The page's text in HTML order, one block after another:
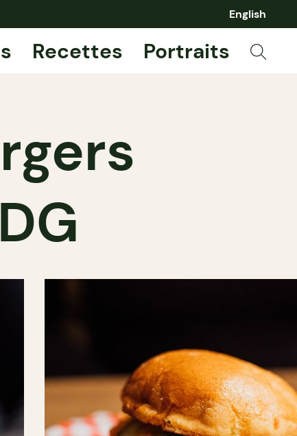
English
Recettes Portraits